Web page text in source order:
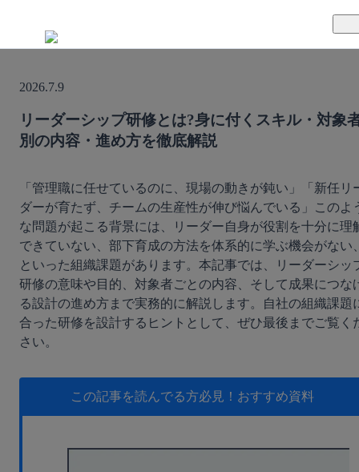
TUNAGの特徴
サポート体制
セキュリティ体制
料金案内
導入事例
活用方法
運営会社
セミナー
お役立ち資料
資料ダウンロード
2026.7.9
リーダーシップ研修とは?身に付くスキル・対象
別の内容・進め方を徹底解説
「管理職に任せているのに、現場の動きが鈍い」「新任リ
ダーが育たず、チームの生産性が伸び悩んでいる」このよ
な問題が起こる背景には、リーダー自身が役割を十分に理
できていない、部下育成の方法を体系的に学ぶ機会がない
といった組織課題があります。本記事では、リーダーシッ
研修の意味や目的、対象者ごとの内容、そして成果につな
る設計の進め方まで実務的に解説します。自社の組織課題
合った研修を設計するヒントとして、ぜひ最後までご覧く
さい。
この記事を読んでる方必見！ おすすめ資料